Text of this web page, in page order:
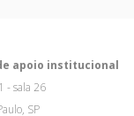
apoio institucional
- sala 26
SP